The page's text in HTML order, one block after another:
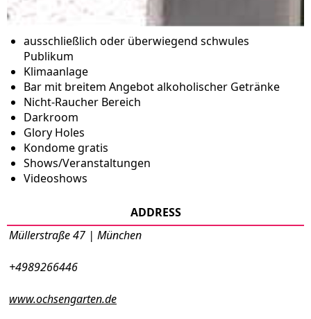
ausschließlich oder überwiegend schwules
Publikum
Klimaanlage
Bar mit breitem Angebot alkoholischer Getränke
Nicht-Raucher Bereich
Darkroom
Glory Holes
Kondome gratis
Shows/Veranstaltungen
Videoshows
ADDRESS
Müllerstraße 47 | München
+4989266446
www.ochsengarten.de